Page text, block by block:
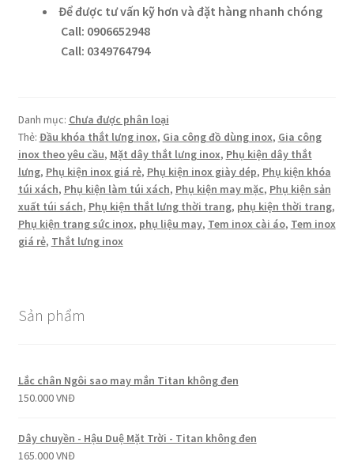
Để được tư vấn kỹ hơn và đặt hàng nhanh chóng
Call: 0906652948
Call: 0349764794
Danh mục: Chưa được phân loại
Thẻ: Đầu khóa thắt lưng inox, Gia công đồ dùng inox, Gia công
inox theo yêu cầu, Mặt dây thắt lưng inox, Phụ kiện dây thắt
lưng, Phụ kiện inox giá rẻ, Phụ kiện inox giày dép, Phụ kiện khóa
túi xách, Phụ kiện làm túi xách, Phụ kiện may mặc, Phụ kiện sản
xuất túi sách, Phụ kiện thắt lưng thời trang, phụ kiện thời trang,
Phụ kiện trang sức inox, phụ liệu may, Tem inox cài áo, Tem inox
giá rẻ, Thắt lưng inox
Sản phẩm
Lắc chân Ngôi sao may mắn Titan không đen
150.000VNĐ
Dây chuyền - Hậu Duệ Mặt Trời - Titan không đen
165.000VNĐ